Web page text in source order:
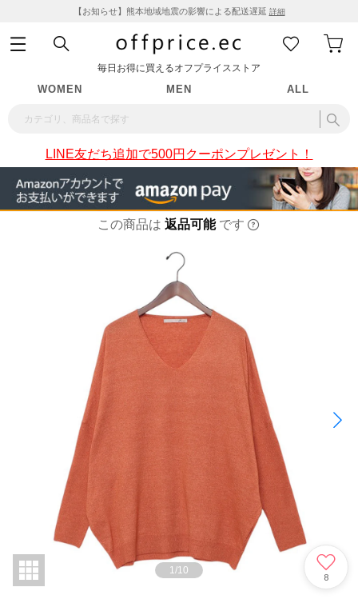
【お知らせ】熊本地域地震の影響による配送遅延 詳細
毎日お得に買えるオフプライスストア
WOMEN MEN ALL
LINE友だち追加で500円クーポンプレゼント！
この商品は 返品可能 です
1/10
8